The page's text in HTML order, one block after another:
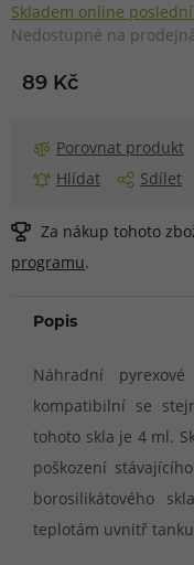
Skladem online
Nedostupné na
89 Kč
Porovnat produkt
Hlídat
Sdílet
Za nákup tohoto
programu.
Popis
Náhradní
kompatibilní se
tohoto skla je 4 ml.
poškození
borosilikátového
teplotám uvnitř